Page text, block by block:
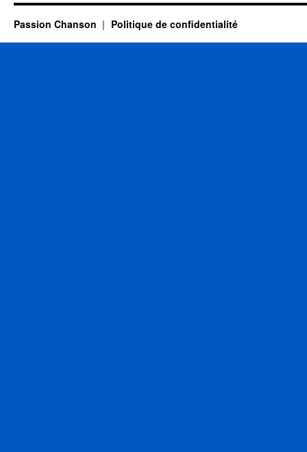
Passion Chanson Politique de confidentialité